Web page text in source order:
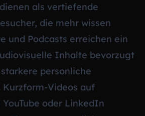
als vertiefende
die mehr wissen
und Podcasts erreichen ein
Inhalte bevorzugt
personliche
Kurzform-Videos auf
oder LinkedIn